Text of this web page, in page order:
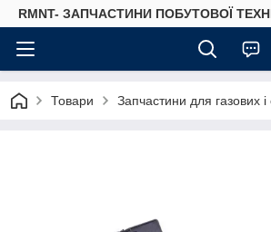
RMNT- ЗАПЧАСТИНИ ПОБУТОВОЇ
Товари Запчастини для газових